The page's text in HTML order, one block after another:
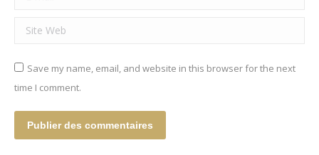
Site Web
Save my name, email, and website in this browser for the next
time I comment.
Publier des commentaires